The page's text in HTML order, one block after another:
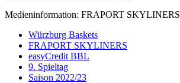
Medieninformation: FRAPORT SKYLINERS
Würzburg Baskets
FRAPORT SKYLINERS
easyCredit BBL
9. Spieltag
Saison 2022/23